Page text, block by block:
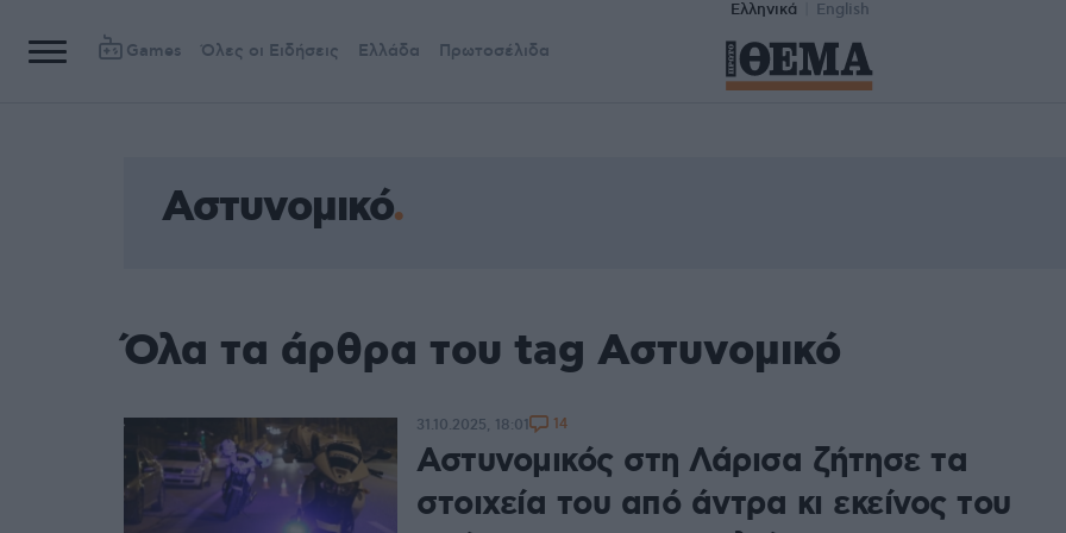
Ελληνικά English
Games Όλες οι Ειδήσεις Ελλάδα Πρωτοσέλιδα
Αστυνομικό
Όλα τα άρθρα του tag Αστυνομικό
Αστυνομικός στη Λάρισα ζήτησε τα
στοιχεία του από άντρα κι εκείνος του
31.10.2025, 18:01 14